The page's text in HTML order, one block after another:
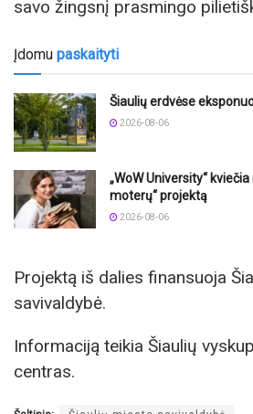
savo žingsnį prasmingo
Įdomu paskaityti
Šiaulių erdvėse
2026-08-06
„WoW University“
moterų“ projektą
2026-08-06
Projektą iš dalies finansuoja
savivaldybė.
Informaciją teikia Šiaulių
centras.